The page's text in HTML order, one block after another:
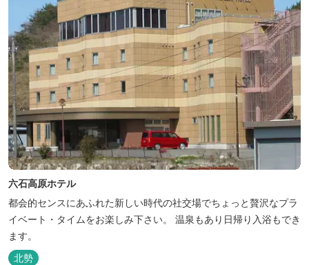
六石高原ホテル
都会的センスにあふれた新しい時代の社交場でちょっと贅沢なプラ
イベート・タイムをお楽しみ下さい。 温泉もあり日帰り入浴もでき
ます。
北勢